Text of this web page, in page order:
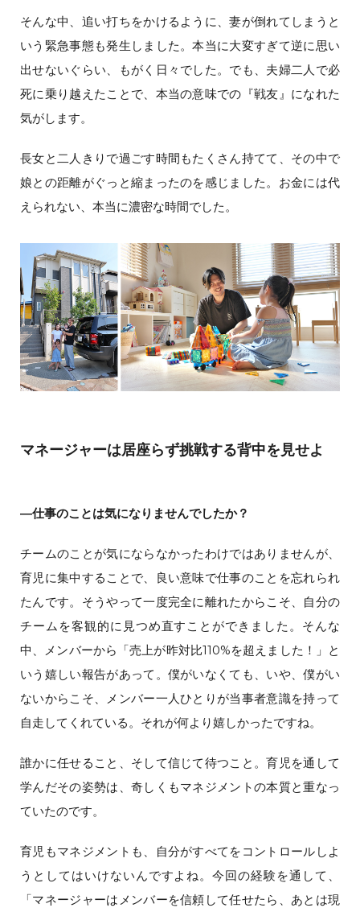
そんな中、追い打ちをかけるように、妻が倒れてしまうと
いう緊急事態も発生しました。本当に大変すぎて逆に思い
出せないぐらい、もがく日々でした。でも、夫婦二人で必
死に乗り越えたことで、本当の意味での『戦友』になれた
気がします。
長女と二人きりで過ごす時間もたくさん持てて、その中で
娘との距離がぐっと縮まったのを感じました。お金には代
えられない、本当に濃密な時間でした。
マネージャーは居座らず挑戦する背中を見せよ
―仕事のことは気になりませんでしたか？
チームのことが気にならなかったわけではありませんが、
育児に集中することで、良い意味で仕事のことを忘れられ
たんです。そうやって一度完全に離れたからこそ、自分の
チームを客観的に見つめ直すことができました。そんな
中、メンバーから「売上が昨対比110%を超えました！」と
いう嬉しい報告があって。僕がいなくても、いや、僕がい
ないからこそ、メンバー一人ひとりが当事者意識を持って
自走してくれている。それが何より嬉しかったですね。
誰かに任せること、そして信じて待つこと。育児を通して
学んだその姿勢は、奇しくもマネジメントの本質と重なっ
ていたのです。
育児もマネジメントも、自分がすべてをコントロールしよ
うとしてはいけないんですよね。今回の経験を通して、
「マネージャーはメンバーを信頼して任せたら、あとは現